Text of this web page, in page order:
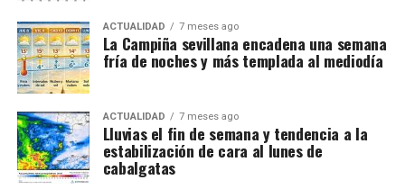
ACTUALIDAD 7 meses ago
La Campiña sevillana encadena una semana
fría de noches y más templada al mediodía
ACTUALIDAD 7 meses ago
Lluvias el fin de semana y tendencia a la
estabilización de cara al lunes de
cabalgatas